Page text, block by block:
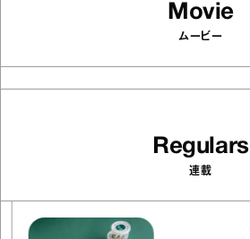
Movie
ムービー
Regulars
連載